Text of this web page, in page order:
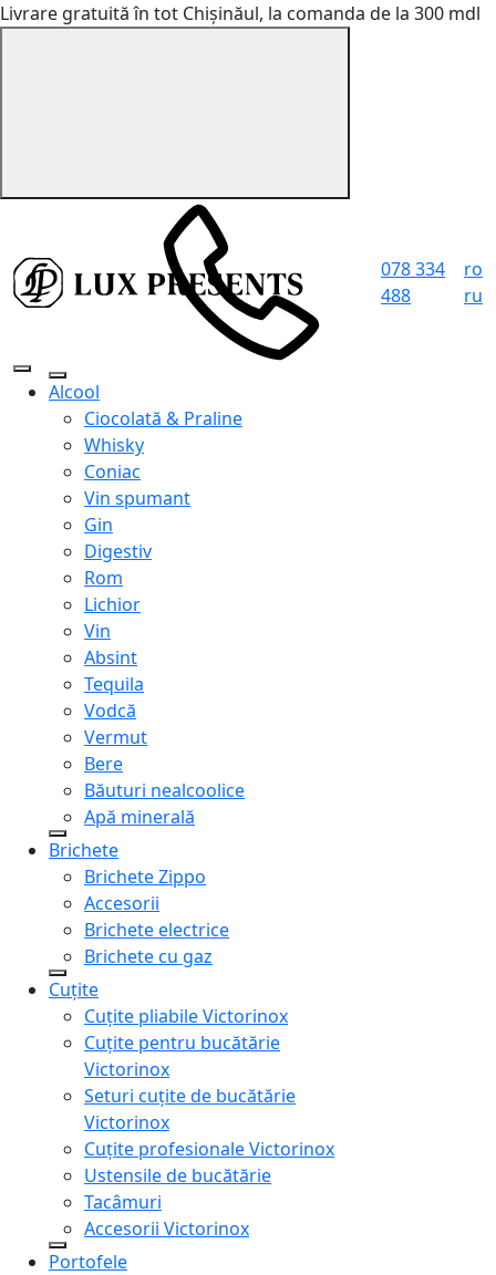
Livrare gratuită în tot Chișinăul, la comanda de la 300 mdl
078 334
488
ro
ru
Alcool
Ciocolată & Praline
Whisky
Coniac
Vin spumant
Gin
Digestiv
Rom
Lichior
Vin
Absint
Tequila
Vodcă
Vermut
Bere
Băuturi nealcoolice
Apă minerală
Brichete
Brichete Zippo
Accesorii
Brichete electrice
Brichete cu gaz
Cuțite
Cuțite pliabile Victorinox
Cuțite pentru bucătărie
Victorinox
Seturi cuțite de bucătărie
Victorinox
Cuțite profesionale Victorinox
Ustensile de bucătărie
Tacâmuri
Accesorii Victorinox
Portofele